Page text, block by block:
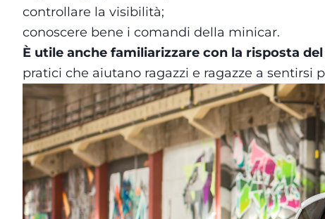
controllare la visibilità;
conoscere bene i comandi della minicar.
È utile anche familiarizzare con la risposta
pratici che aiutano ragazzi e ragazze a